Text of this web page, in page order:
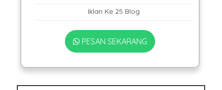
Iklan Ke 25 Blog
PESAN SEKARANG